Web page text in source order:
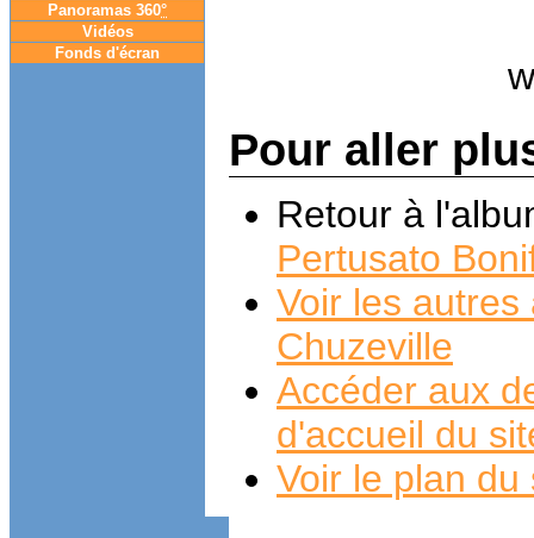
Panoramas 360°
Vidéos
Fonds d'écran
Pour aller
Retour à
Pertusato
Voir les
Chuzeville
Accéder aux
d'accueil du
Voir le plan du